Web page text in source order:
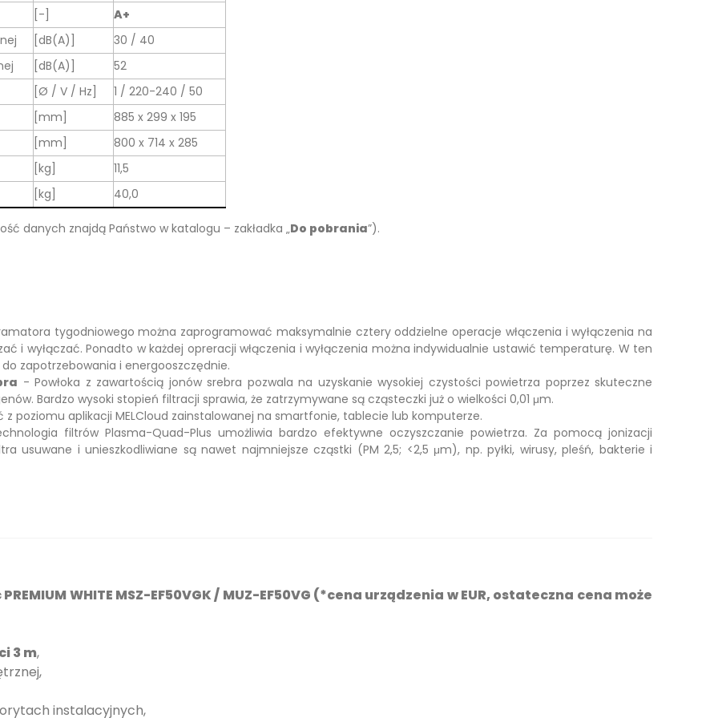
[-]
A+
[dB(A)]
30 / 40
[dB(A)]
52
[Ø / V / Hz]
1 / 220-240 / 50
[mm]
885 x 299 x 195
[mm]
800 x 714 x 285
[kg]
11,5
[kg] 40,0
danych znajdą Państwo w katalogu – zakładka „Do pobrania”).
tygodniowego można zaprogramować maksymalnie cztery oddzielne operacje włączenia i wyłączenia na
i wyłączać. Ponadto w każdej opreracji włączenia i wyłączenia można indywidualnie ustawić temperaturę. W ten
zapotrzebowania i energooszczędnie.
- Powłoka z zawartością jonów srebra pozwala na uzyskanie wysokiej czystości powietrza poprzez skuteczne
Bardzo wysoki stopień filtracji sprawia, że zatrzymywane są cząsteczki już o wielkości 0,01 μm.
poziomu aplikacji MELCloud zainstalowanej na smartfonie, tablecie lub komputerze.
filtrów Plasma-Quad-Plus umożliwia bardzo efektywne oczyszczanie powietrza. Za pomocą jonizacji
usuwane i unieszkodliwiane są nawet najmniejsze cząstki (PM 2,5; <2,5 μm), np. pyłki, wirusy, pleśń, bakterie i
WHITE MSZ-EF50VGK / MUZ-EF50VG (*cena urządzenia w EUR, ostateczna cena może
3 m,
instalacyjnych,